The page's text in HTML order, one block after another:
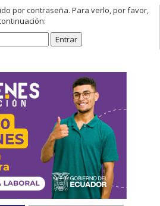
por contraseña. Para verlo, por favor,